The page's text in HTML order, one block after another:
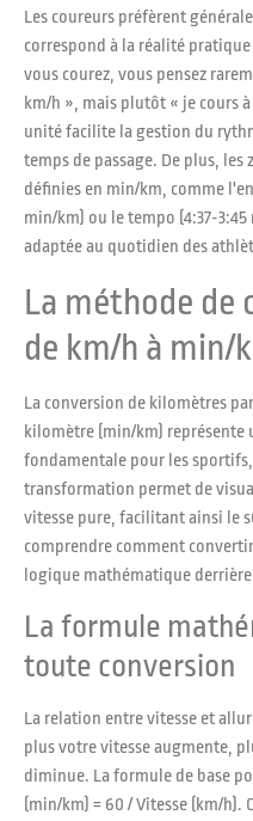
Les coureurs préfèrent
correspond à la réalité
vous courez, vous pensez
km/h », mais plutôt « je cours
unité facilite la gestion du
temps de passage. De plus,
définies en min/km, comme
min/km) ou le tempo (4:37-
adaptée au quotidien des
La méthode de
de km/h à min/
La conversion de kilomètres
kilomètre (min/km)
fondamentale pour les
transformation permet de
vitesse pure, facilitant ainsi le
comprendre comment
logique mathématique derrière
La formule
toute conversion
La relation entre vitesse et
plus votre vitesse augmente,
diminue. La formule de base
(min/km) = 60 / Vitesse (km/